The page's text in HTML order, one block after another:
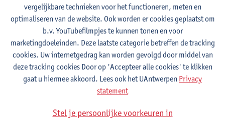
2026-2027 2025-2026 2024-2025
Grondslagen van de wiskunde
Master in de wiskunde: fundamentele wiskunde
Privacybeleid CookiebeleidGebruiksvoorwaarden
vergelijkbare technieken voor het functioneren, meten en
optimaliseren van de website. Ook worden er cookies geplaatst om
b.v. YouTubefilmpjes te kunnen tonen en voor
marketingdoeleinden. Deze laatste categorie betreffen de tracking
cookies. Uw internetgedrag kan worden gevolgd door middel van
deze tracking cookies Door op 'Accepteer alle cookies' te klikken
gaat u hiermee akkoord. Lees ook het UAntwerpen Privacy
statement
Stel je persoonlijke voorkeuren in